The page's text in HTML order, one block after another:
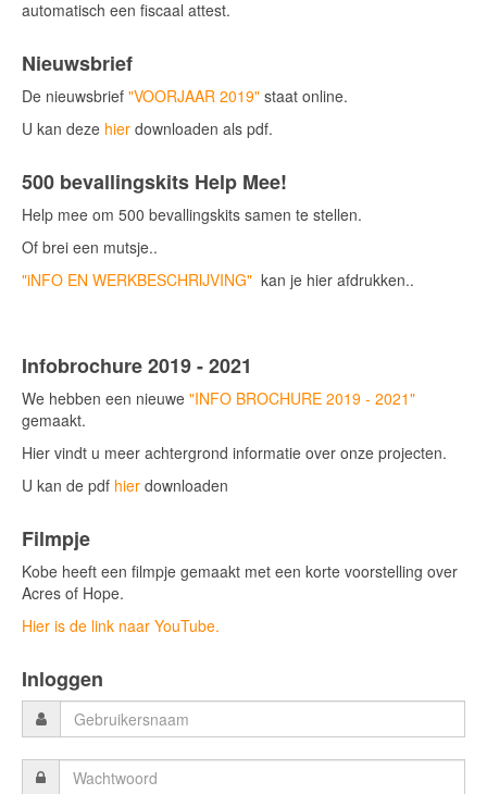
automatisch een fiscaal attest.
Nieuwsbrief
De nieuwsbrief "VOORJAAR 2019" staat online.
U kan deze hier downloaden als pdf.
500 bevallingskits Help Mee!
Help mee om 500 bevallingskits samen te stellen.
Of brei een mutsje..
"iNFO EN WERKBESCHRIJVING" kan je hier afdrukken..
Infobrochure 2019 - 2021
We hebben een nieuwe "INFO BROCHURE 2019 - 2021"
gemaakt.
Hier vindt u meer achtergrond informatie over onze projecten.
U kan de pdf hier downloaden
Filmpje
Kobe heeft een filmpje gemaakt met een korte voorstelling over
Acres of Hope.
Hier is de link naar YouTube.
Inloggen